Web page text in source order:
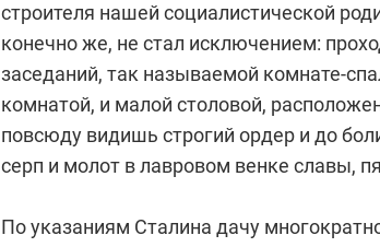
строителя нашей социалистической
конечно же, не стал исключением:
заседаний, так называемой комнате-
комнатой, и малой столовой,
повсюду видишь строгий ордер и до
серп и молот в лавровом венке славы,
По указаниям Сталина дачу